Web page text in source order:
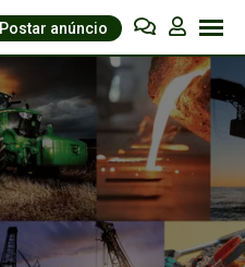
Postar anúncio